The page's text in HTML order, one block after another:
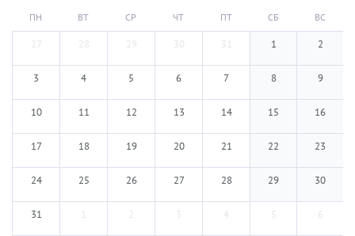
ПН ВТ СР ЧТ ПТ СБ ВС
27 28 29 30 31 1 2
3 4 5 6 7 8 9
10 11 12 13 14 15 16
17 18 19 20 21 22 23
24 25 26 27 28 29 30
31 1 2 3 4 5 6